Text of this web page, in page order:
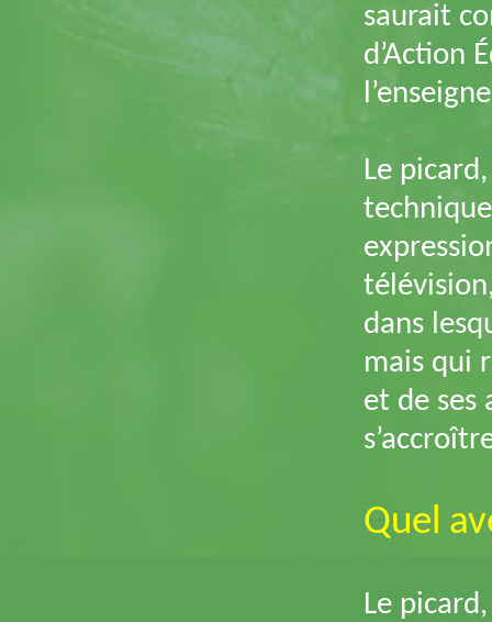
saurait
d’Action
Le
dans
mais qui
et de ses
Quel
Le